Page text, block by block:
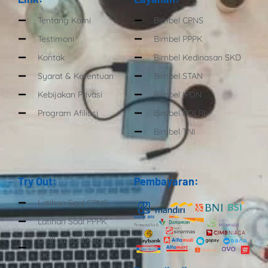
Tentang Kami
Testimoni
Kontak
Syarat & Ketentuan
Kebijakan Privasi
Program Afiliasi
Bimbel CPNS
Bimbel PPPK
Bimbel Kedinasan SKD
Bimbel STAN
Bimbel IPDN
Bimbel POLRI
Bimbel TNI
Try Out:
Latihan Soal CPNS
Latihan Soal PPPK
Latihan Soal Kedinasan
SKD
Pembayaran: